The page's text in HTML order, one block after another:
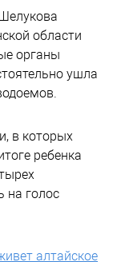
области
органы
ушла
в которых
ребенка
на голос
алтайское